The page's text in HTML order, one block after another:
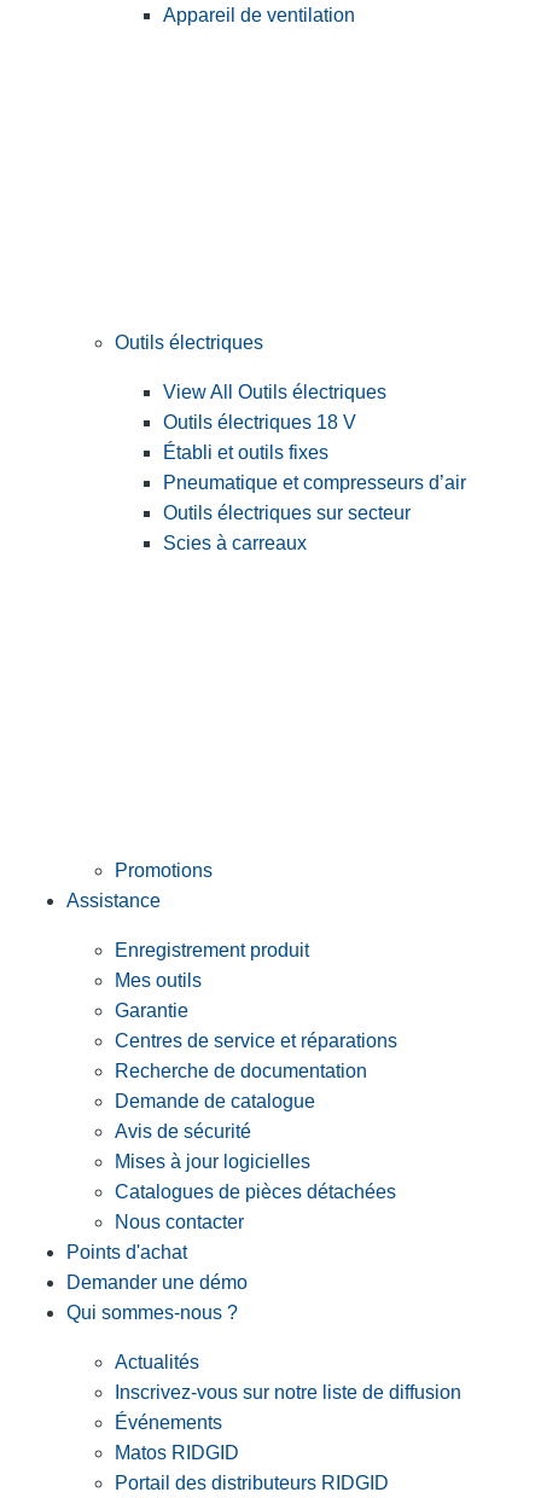
Appareil de ventilation
Outils électriques
View All Outils électriques
Outils électriques 18 V
Établi et outils fixes
Pneumatique et compresseurs d’air
Outils électriques sur secteur
Scies à carreaux
Promotions
Assistance
Enregistrement produit
Mes outils
Garantie
Centres de service et réparations
Recherche de documentation
Demande de catalogue
Avis de sécurité
Mises à jour logicielles
Catalogues de pièces détachées
Nous contacter
Points d'achat
Demander une démo
Qui sommes-nous ?
Actualités
Inscrivez-vous sur notre liste de diffusion
Événements
Matos RIDGID
Portail des distributeurs RIDGID